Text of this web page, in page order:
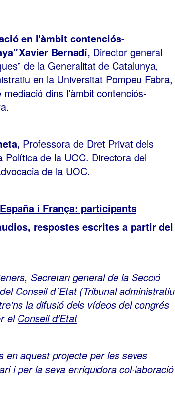
en l'àmbit contenciós-
Xavier Bernadí, Director general
de la Generalitat de Catalunya,
en la Universitat Pompeu Fabra,
dins l’àmbit contenciós-
Professora de Dret Privat dels
Política de la UOC. Directora del
de la UOC.
i França: participants
respostes escrites a partir del
Secretari general de la Secció
Conseil d´Etat (Tribunal administratiu
la difusió dels vídeos del congrés
el Conseil d’Etat.
en aquest projecte per les seves
i per la seva enriquidora col·laboració